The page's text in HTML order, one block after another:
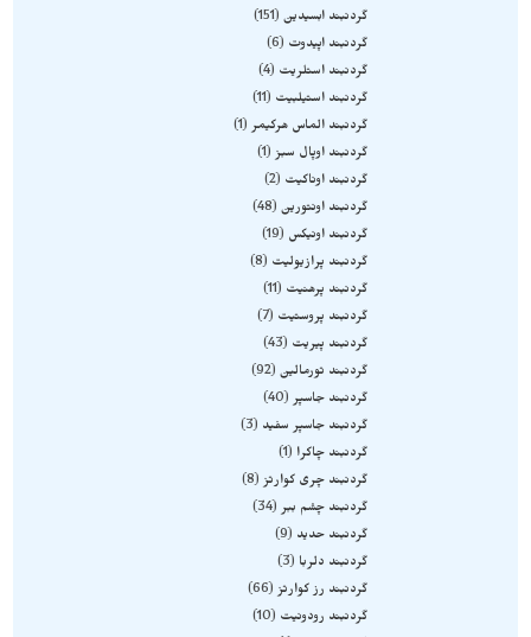
گردنبند ابسیدین 151
گردنبند اپیدوت
6
گردنبند استلریت
4
گردنبند استیلبیت
11
گردنبند الماس هرکیمر
1
گردنبند اوپال سبز
1
گردنبند اوناکیت
2
گردنبند اونتورین 48
گردنبند اونیکس
19
گردنبند پرازیولیت
8
گردنبند پرهنیت
11
گردنبند پروستیت
7
گردنبند پیریت
43
گردنبند تورمالین 92
گردنبند جاسپر
40
گردنبند جاسپر سفید
3
گردنبند چاکرا
1
گردنبند چری کوارتز
8
گردنبند چشم ببر
34
گردنبند حدید
9
گردنبند دلربا
3
گردنبند رز کوارتز
66
گردنبند رودونیت
10